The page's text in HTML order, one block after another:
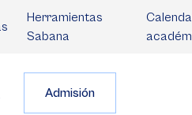
Herramientas
Sabana
Admisión